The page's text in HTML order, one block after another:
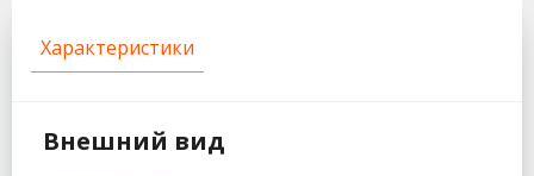
Характеристики
Внешний вид